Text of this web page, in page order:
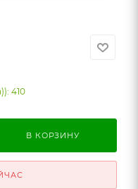
410
В КОРЗИНУ